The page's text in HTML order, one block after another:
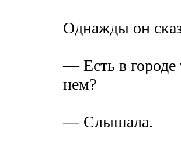
Однажды он
— Есть в
нем?
— Слышала.